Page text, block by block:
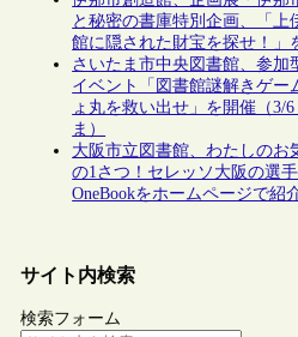
と秘密の書庫特別企画、「上
館に隠された財宝を探せ！」
さいたま市中央図書館、参加
イベント「図書館謎解きゲ
ょ丸を救い出せ」を開催（3/
ま）
大阪市立図書館、わたしのお
の1さつ！セレッソ大阪の選
OneBookをホームページで紹
サイト内検索
検索フォーム